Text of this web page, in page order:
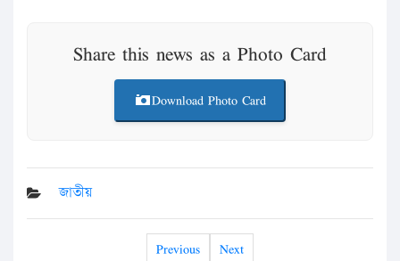
Share this news as a Photo Card
Download Photo Card
জাতীয়
Previous Next